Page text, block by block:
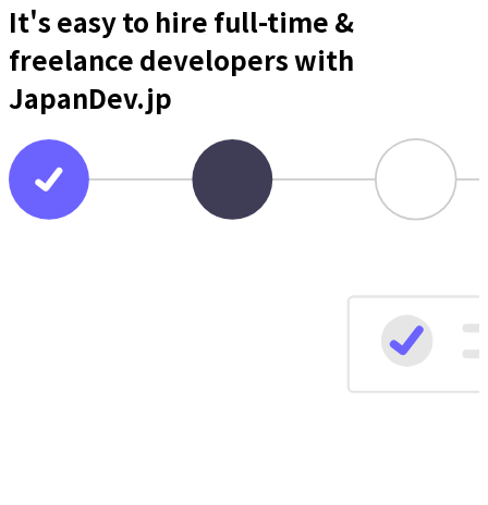
It's easy to hire full-time &
freelance developerswith
JapanDev.jp